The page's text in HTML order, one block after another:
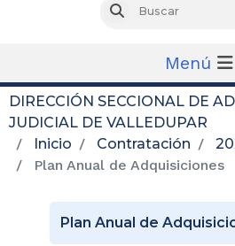
Buscar
Menú
DIRECCIÓN SECCIONAL DE
JUDICIAL DE VALLEDUPAR
Inicio
Contratación
Plan Anual de Adquisiciones
Plan Anual de